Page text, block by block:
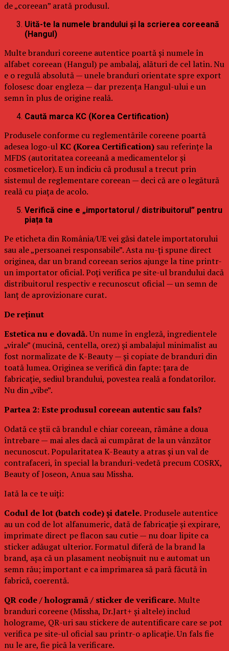
de „coreean” arată produsul.
Uită-te la numele brandului și la scrierea coreeană
(Hangul)
Multe branduri coreene autentice poartă și numele în
alfabet coreean (Hangul) pe ambalaj, alături de cel latin. Nu
e o regulă absolută — unele branduri orientate spre export
folosesc doar engleza — dar prezența Hangul-ului e un
semn în plus de origine reală.
Caută marca KC (Korea Certification)
Produsele conforme cu reglementările coreene poartă
adesea logo-ulKC (Korea Certification) sau referințe la
MFDS (autoritatea coreeană a medicamentelor și
cosmeticelor). E un indiciu că produsul a trecut prin
sistemul de reglementare coreean — deci că are o legătură
reală cu piața de acolo.
Verifică cine e „importatorul / distribuitorul” pentru
piața ta
Pe eticheta din România/UE vei găsi datele importatorului
sau ale „persoanei responsabile”. Asta nu-ți spune direct
originea, dar un brand coreean serios ajunge la tine printr-
un importator oficial. Poți verifica pe site-ul brandului dacă
distribuitorul respectiv e recunoscut oficial — un semn de
lanț de aprovizionare curat.
De reținut
Estetica nu e dovadă.Un nume în engleză, ingredientele
„virale” (mucină, centella, orez) și ambalajul minimalist au
fost normalizate de K-Beauty — și copiate de branduri din
toată lumea. Originea se verifică din fapte: țara de
fabricație, sediul brandului, povestea reală a fondatorilor.
Nu din „vibe”.
Partea 2: Este produsul coreean autentic sau fals?
Odată ce știi că brandul e chiar coreean, rămâne a doua
întrebare — mai ales dacă ai cumpărat de la un vânzător
necunoscut. Popularitatea K-Beauty a atras și un val de
contrafaceri, în special la branduri-vedetă precum COSRX,
Beauty of Joseon, Anua sau Missha.
Iată la ce te uiți:
Codul de lot (batch code) și datele.Produsele autentice
au un cod de lot alfanumeric, dată de fabricație și expirare,
imprimate direct pe flacon sau cutie — nu doar lipite ca
sticker adăugat ulterior. Formatul diferă de la brand la
brand, așa că un plasament neobișnuit nu e automat un
semn rău; important e ca imprimarea să pară făcută în
fabrică, coerentă.
QR code / hologramă / sticker de verificare.Multe
branduri coreene (Missha, Dr.Jart+ și altele) includ
holograme, QR-uri sau stickere de autentificare care se pot
verifica pe site-ul oficial sau printr-o aplicație. Un fals fie
nu le are, fie pică la verificare.